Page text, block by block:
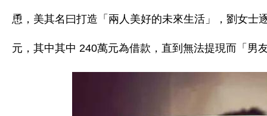
恿，美其名曰打造「兩人美好的未來生活」，劉女士
元，其中其中 240萬元為借款，直到無法提現而「男